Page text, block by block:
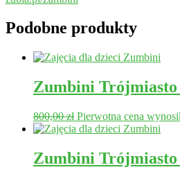
Podobne produkty
Zumbini Trójmiasto
800,00zł Pierwotna cena
Zumbini Trójmiasto